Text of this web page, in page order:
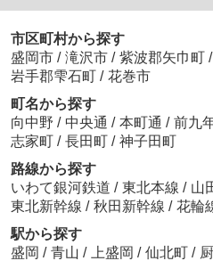
市区町村から探す
盛岡市 / 滝沢市 / 紫波郡矢巾町 /
岩手郡雫石町 / 花巻市
町名から探す
向中野 / 中央通 / 本町通 / 前九
志家町 / 長田町 / 神子田町
路線から探す
いわて銀河鉄道 / 東北本線 / 山
東北新幹線 / 秋田新幹線 / 花輪
駅から探す
盛岡 / 青山 / 上盛岡 / 仙北町 /